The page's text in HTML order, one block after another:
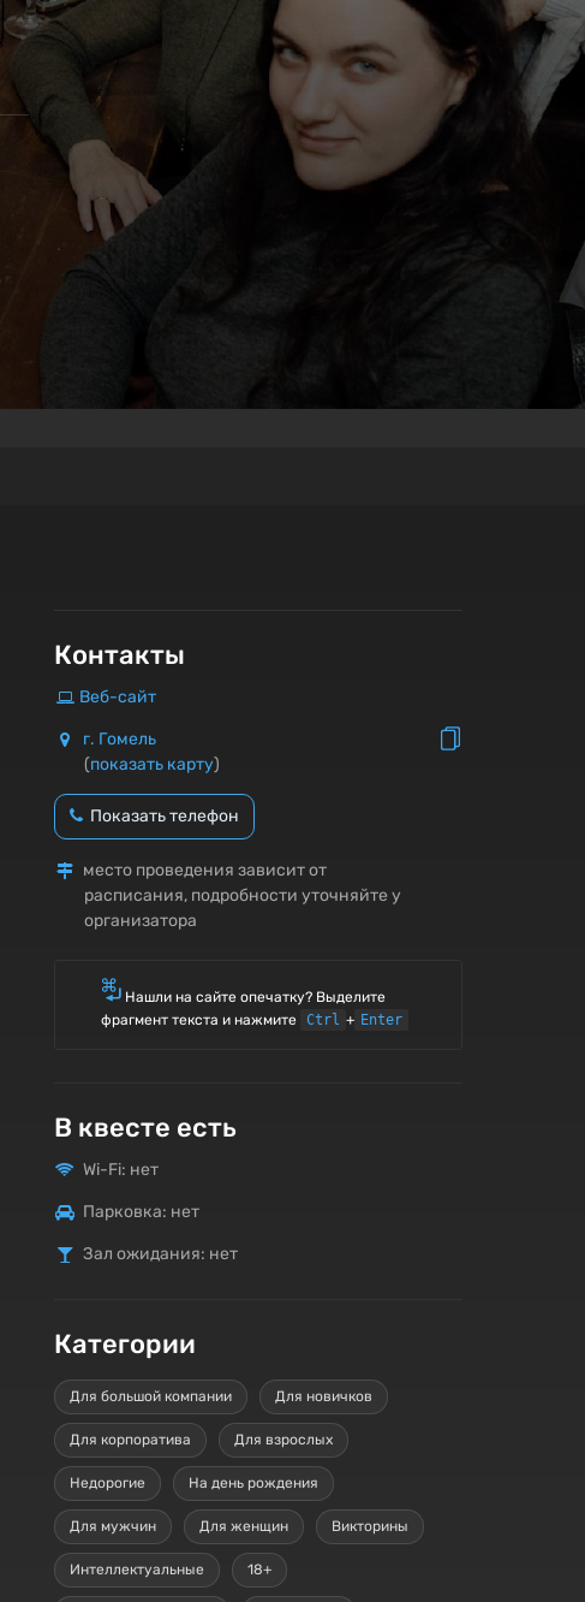
Контакты
Веб-сайт
г. Гомель
(показать карту)
Показать телефон
место проведения зависит от
расписания, подробности уточняйте у
организатора
Нашли на сайте опечатку? Выделите
фрагмент текста и нажмите Ctrl + Enter
В квесте есть
Wi-Fi: нет
Парковка: нет
Зал ожидания: нет
Категории
Для большой компании Для новичков
Для корпоратива Для взрослых
Недорогие На день рождения
Для мужчин Для женщин Викторины
Интеллектуальные 18+